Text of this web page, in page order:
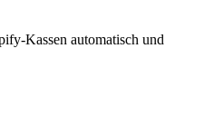
Kassen automatisch und